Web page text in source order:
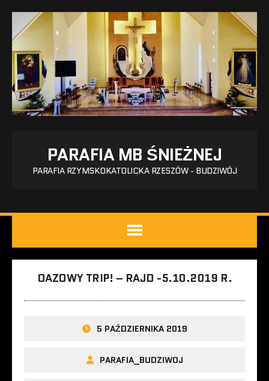
PARAFIA MB ŚNIEŻNEJ
PARAFIA RZYMSKOKATOLICKA RZESZÓW - BUDZIWÓJ
OAZOWY TRIP! – RAJD -5.10.2019 R.
5 PAŹDZIERNIKA 2019
PARAFIA_BUDZIWOJ